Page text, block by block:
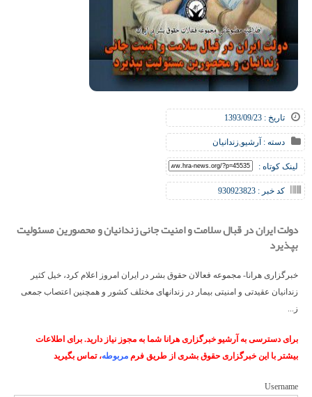
تاریخ : 1393/09/23
دسته : آرشیو,زندانیان
لینک کوتاه :
کد خبر : 930923823
دولت ایران در قبال سلامت و امنیت جانی زندانیان و محصورین مسئولیت
بپذیرد
خبرگزاری هرانا- مجموعه فعالان حقوق بشر در ایران امروز اعلام کرد، خیل کثیر
زندانیان عقیدتی و امنیتی بیمار در زندانهای مختلف کشور و همچنین اعتصاب جمعی
ز...
برای دسترسی به آرشیو خبرگزاری هرانا شما به مجوز نیاز دارید. برای اطلاعات
بیشتر با این خبرگزاری حقوق بشری از طریق فرم مربوطه، تماس بگیرید
Username